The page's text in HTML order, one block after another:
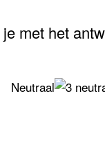
met het
Neutraal